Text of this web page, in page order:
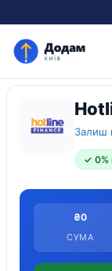
Залиш
✓ 0%
₴0
СУМА